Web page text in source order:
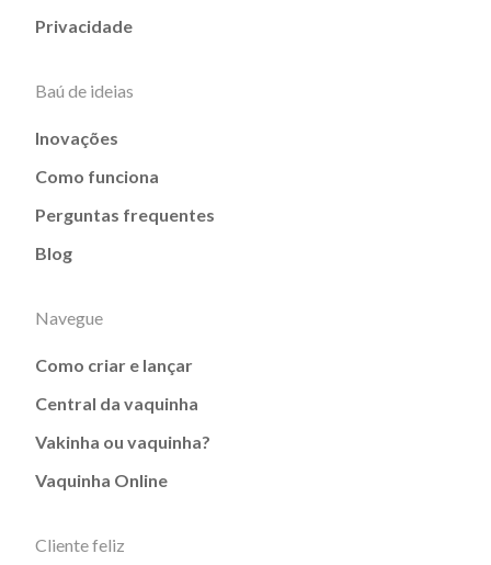
Privacidade
Baú de ideias
Inovações
Como funciona
Perguntas frequentes
Blog
Navegue
Como criar e lançar
Central da vaquinha
Vakinha ou vaquinha?
Vaquinha Online
Cliente feliz